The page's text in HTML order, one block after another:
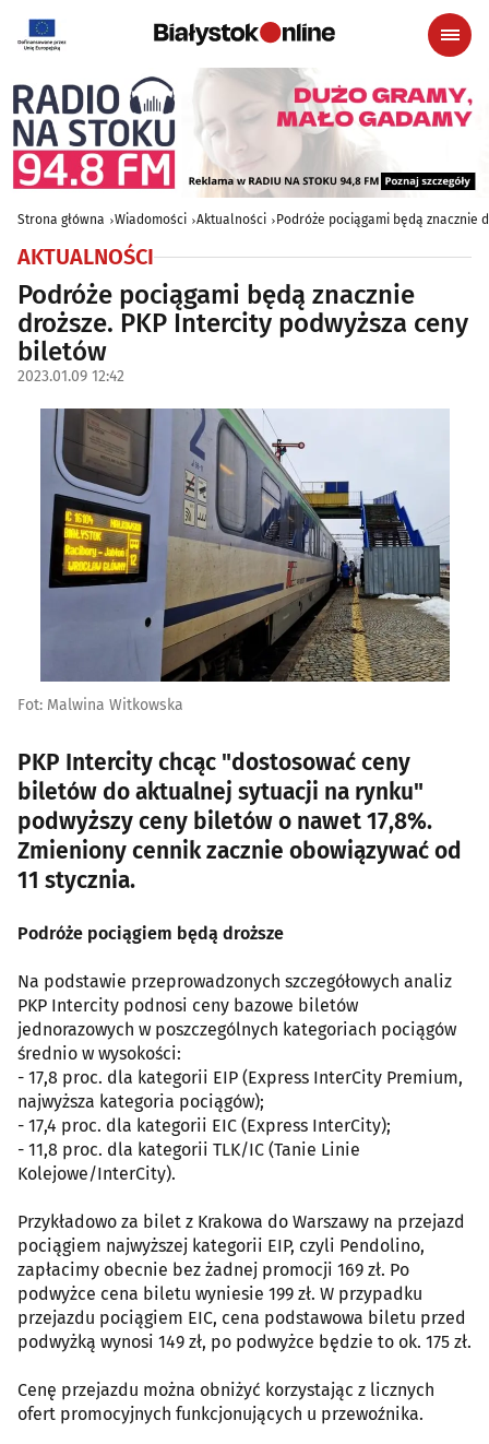
Strona główna Wiadomości Aktualności Podróże pociągami będą znacznie
AKTUALNOŚCI
Podróże pociągami będą znacznie
droższe. PKP Intercity podwyższa ceny
biletów
2023.01.09 12:42
Fot: Malwina Witkowska
PKP Intercity chcąc "dostosować ceny
biletów do aktualnej sytuacji na rynku"
podwyższy ceny biletów o nawet 17,8%.
Zmieniony cennik zacznie obowiązywać od
11 stycznia.
Podróże pociągiem będą droższe
Na podstawie przeprowadzonych szczegółowych analiz
PKP Intercity podnosi ceny bazowe biletów
jednorazowych w poszczególnych kategoriach pociągów
średnio w wysokości:
- 17,8 proc. dla kategorii EIP (Express InterCity Premium,
najwyższa kategoria pociągów);
- 17,4 proc. dla kategorii EIC (Express InterCity);
- 11,8 proc. dla kategorii TLK/IC (Tanie Linie
Kolejowe/InterCity).
Przykładowo za bilet z Krakowa do Warszawy na przejazd
pociągiem najwyższej kategorii EIP, czyli Pendolino,
zapłacimy obecnie bez żadnej promocji 169 zł. Po
podwyżce cena biletu wyniesie 199 zł. W przypadku
przejazdu pociągiem EIC, cena podstawowa biletu przed
podwyżką wynosi 149 zł, po podwyżce będzie to ok. 175 zł.
Cenę przejazdu można obniżyć korzystając z licznych
ofert promocyjnych funkcjonujących u przewoźnika.